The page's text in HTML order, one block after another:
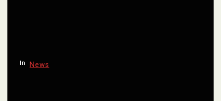
In News